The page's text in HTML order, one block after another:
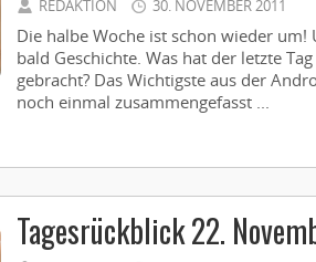
REDAKTION 30. NOVEMBER 2011
Die halbe Woche ist schon wieder
bald Geschichte. Was hat der letzte
gebracht? Das Wichtigste aus der
noch einmal zusammengefasst ...
Tagesrückblick 22.